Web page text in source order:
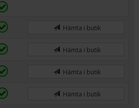
Hämta i butik
Hämta i butik
Hämta i butik
Hämta i butik